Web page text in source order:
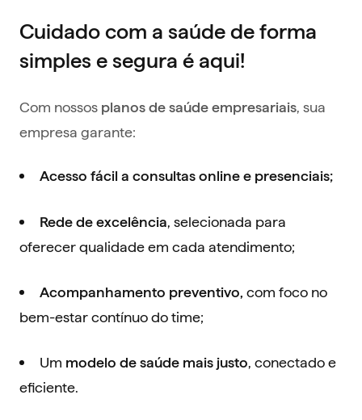
Cuidado com a saúde de forma
simples e segura é aqui!
Com nossos planos de saúde empresariais, sua
empresa garante:
Acesso fácil a consultas online e presenciais;
Rede de excelência, selecionada para
oferecer qualidade em cada atendimento;
Acompanhamento preventivo, com foco no
bem-estar contínuo do time;
Um modelo de saúde mais justo, conectado e
eficiente.